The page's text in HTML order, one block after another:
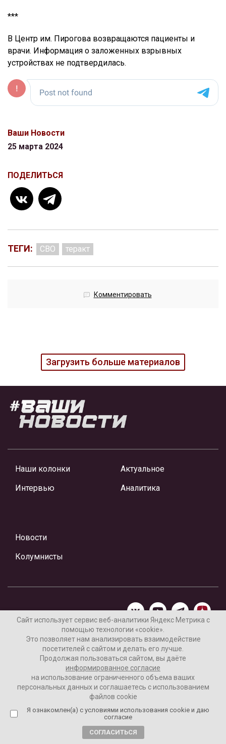
***
В Центр им. Пирогова возвращаются пациенты и
врачи. Информация о заложенных взрывных
устройствах не подтвердилась.
Ваши Новости
25 марта 2024
ПОДЕЛИТЬСЯ
ТЕГИ: СВО теракт
Комментировать
Загрузить больше материалов
Наши колонки
Интервью
Актуальное
Аналитика
Новости
Колумнисты
Материалы предоставлены редакцией Интернет-газеты
«Ваши новости»
Нашли ошибку? Выделите ее и нажмите Ctrl+Enter
Согласие пользователя на обработку данных
16+
Сайт использует сервис веб-аналитики Яндекс Метрика с
помощью технологии «cookie».
Это позволяет нам анализировать взаимодействие
посетителей с сайтом и делать его лучше.
Продолжая пользоваться сайтом, вы даёте
информированное согласие
на использование ограниченного объема ваших
персональных данных и соглашаетесь с использованием
файлов cookie
Я ознакомлен(а) с условиями использования cookie и даю
согласие
СОГЛАСИТЬСЯ